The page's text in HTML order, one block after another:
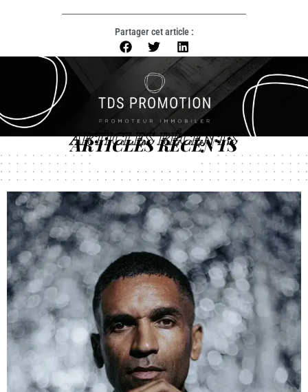
Partager cet article :
ARTICLES RÉCENTS
ARTICLES RÉCENTS